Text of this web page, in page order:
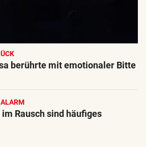
berührte mit emotionaler Bitte
Rausch sind häufiges